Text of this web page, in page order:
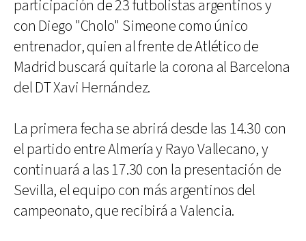
participación de 23 futbolistas argentinos y
con Diego "Cholo" Simeone como único
entrenador, quien al frente de Atlético de
Madrid buscará quitarle la corona al Barcelona
del DT Xavi Hernández.
La primera fecha se abrirá desde las 14.30 con
el partido entre Almería y Rayo Vallecano, y
continuará a las 17.30 con la presentación de
Sevilla, el equipo con más argentinos del
campeonato, que recibirá a Valencia.